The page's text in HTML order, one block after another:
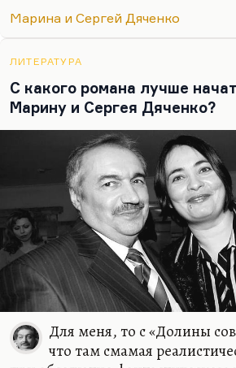
физиологическую зависимость,
интенсивно, талантливо, тонко
иногда совершенно
оплетены, вы уже не можете
не любовь, это зависимость или
Вот у Марины с Сережей
профессиональный психолог)
проведено это различие. А…
Марина и Сергей Дяченко
ЛИТЕРАТУРА
С какого романа лучше
Марину и Сергея Дяченко?
Для меня, то с «Долины
что там смамая